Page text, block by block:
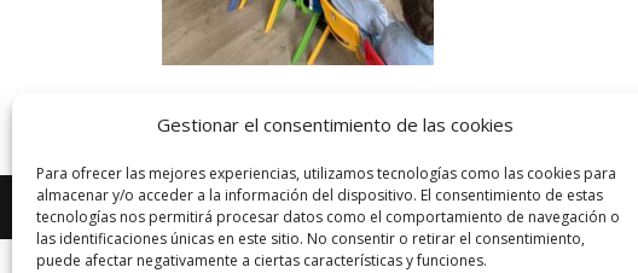
Gestionar el consentimiento de las cookies
Para ofrecer las mejores experiencias, utilizamos tecnologías como las cookies para
almacenar y/o acceder a la información del dispositivo. El consentimiento de estas
tecnologías nos permitirá procesar datos como el comportamiento de navegación o
las identificaciones únicas en este sitio. No consentir o retirar el consentimiento,
puede afectar negativamente a ciertas características y funciones.
Diseñado por Escuelas Pías Provincia Emaús